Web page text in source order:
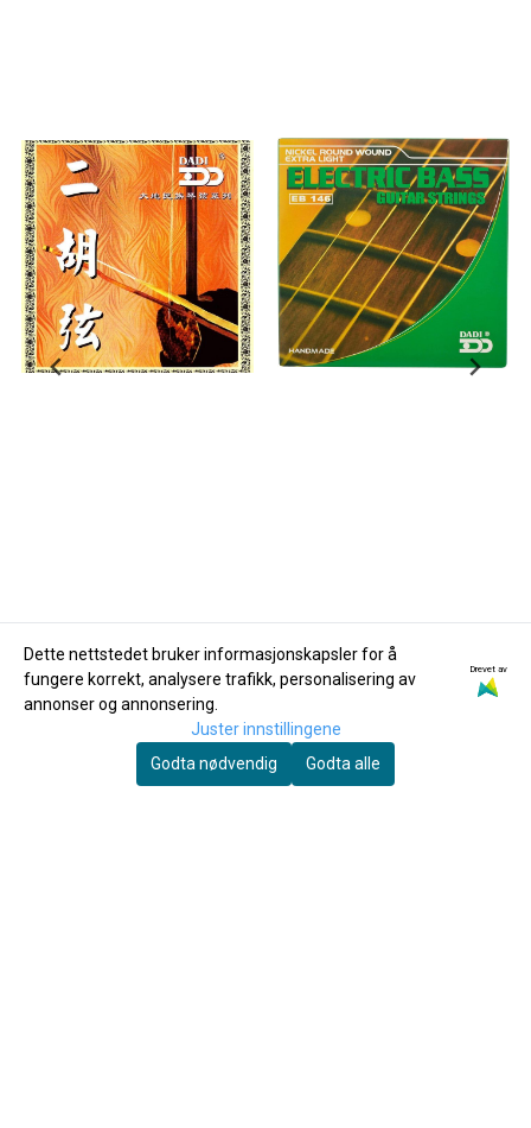
Dadi
Dadi Erhu-strenger
Dadi
149,-
Dette nettstedet bruker informasjonskapsler for å
fungere korrekt, analysere trafikk, personalisering av
annonser og annonsering.
Drevet av
Juster innstillingene
Godta nødvendig
Godta alle